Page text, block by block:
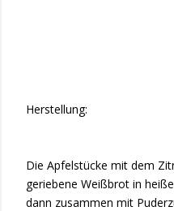
Herstellung:
Die Apfelstücke mit dem
geriebene Weißbrot in
dann zusammen mit